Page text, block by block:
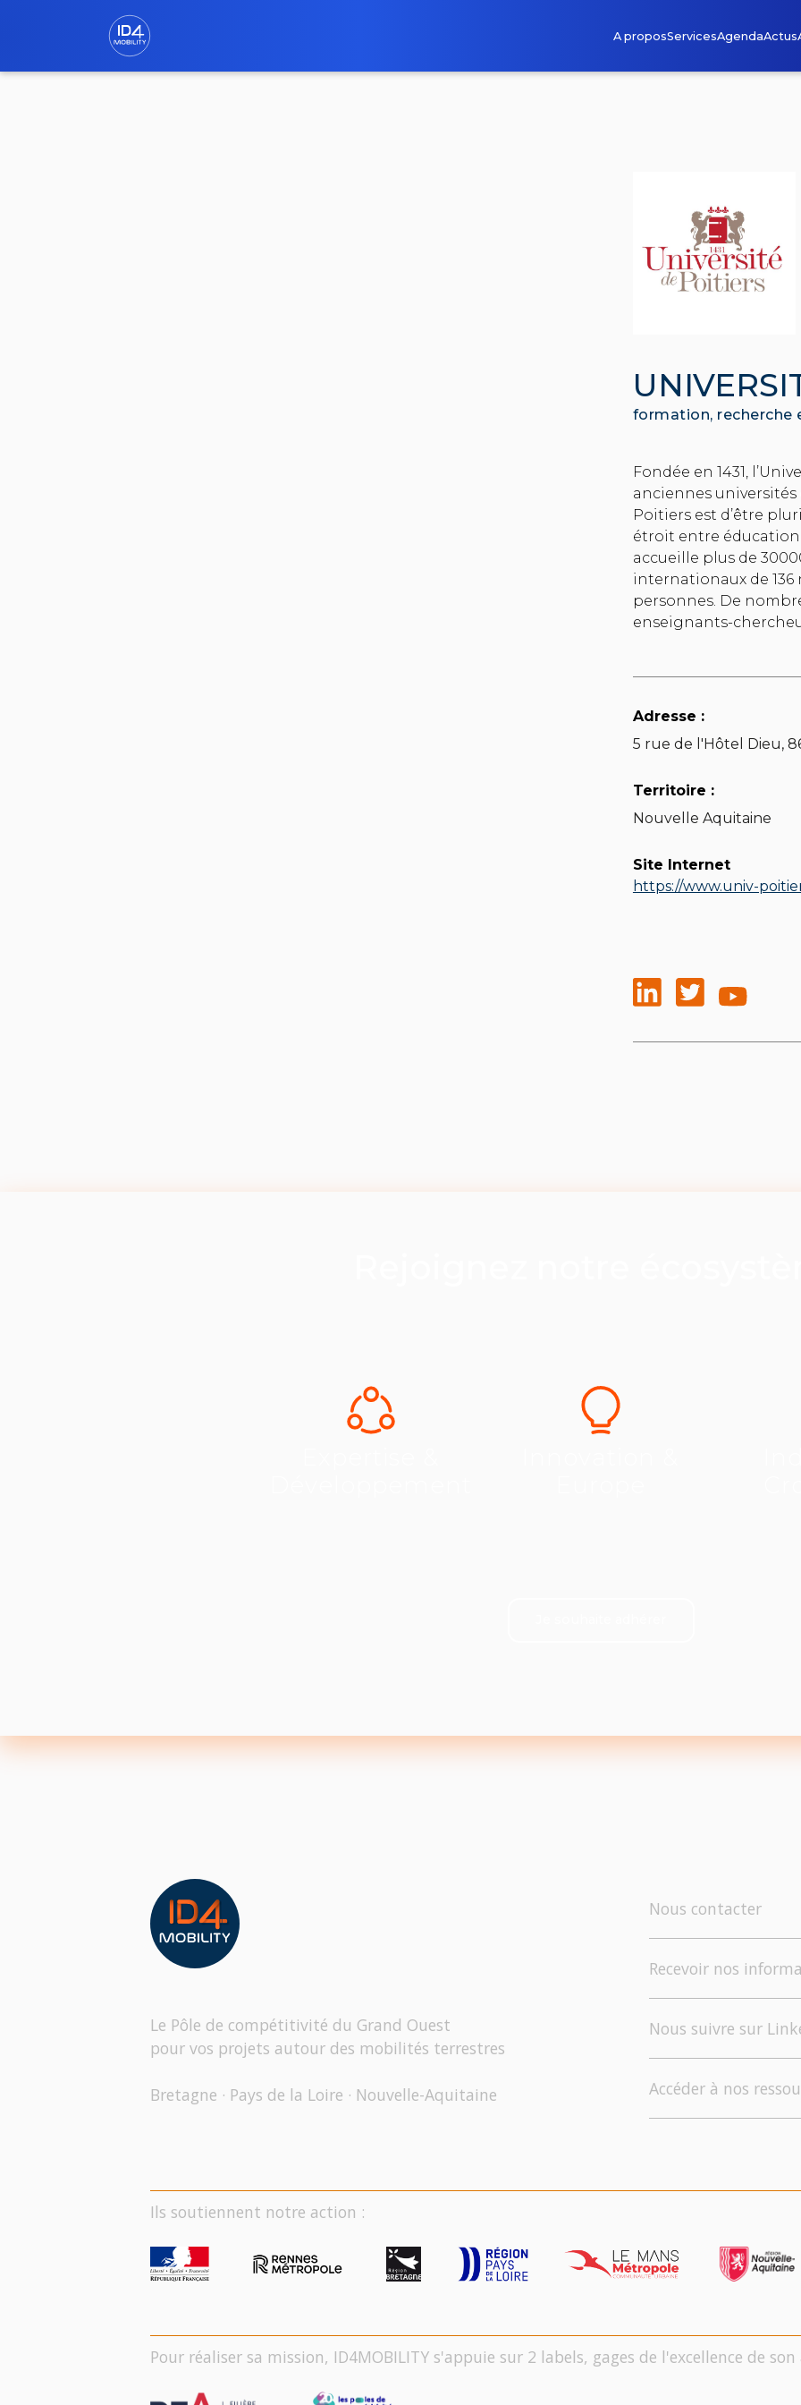
A proposServicesAgendaActus
formation, recherche
Fondée en 1431,
anciennes universités
Poitiers est d’être
étroit entre éducation
accueille plus de
internationaux de
personnes. De
enseignants-
Adresse :
5 rue de l'Hôtel Dieu,
Territoire :
Nouvelle Aquitaine
Site Internet
https://www.univ-
Le Pôle de compétitivité du Grand Ouest
pour vos projets autour des mobilités terrestres
Bretagne · Pays de la Loire · Nouvelle-Aquitaine
Nous contacter
Recevoir nos
Nous suivre sur
Accéder à nos
Ils soutiennent notre action :
Pour réaliser sa mission, ID4MOBILITY s'appuie sur 2 labels, gages de l'excellence de